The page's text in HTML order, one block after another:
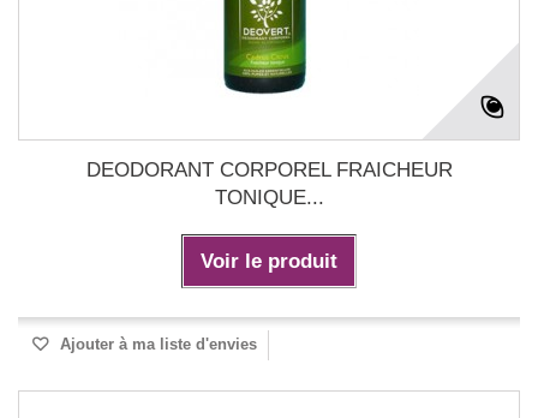
DEODORANT CORPOREL FRAICHEUR
TONIQUE...
Voir le produit
Ajouter à ma liste d'envies